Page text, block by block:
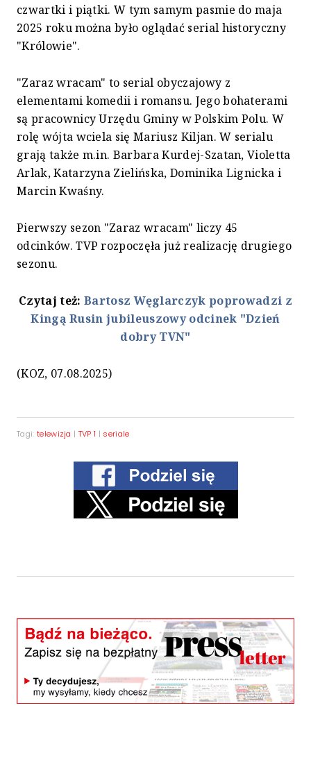
czwartki i piątki. W tym samym pasmie do maja
2025 roku można było oglądać serial historyczny
"Królowie".
"Zaraz wracam" to serial obyczajowy z
elementami komedii i romansu. Jego bohaterami
są pracownicy Urzędu Gminy w Polskim Polu. W
rolę wójta wciela się Mariusz Kiljan. W serialu
grają także m.in. Barbara Kurdej-Szatan, Violetta
Arlak, Katarzyna Zielińska, Dominika Lignicka i
Marcin Kwaśny.
Pierwszy sezon "Zaraz wracam" liczy 45
odcinków. TVP rozpoczęła już realizację drugiego
sezonu.
Czytaj też: Bartosz Węglarczyk poprowadzi z
Kingą Rusin jubileuszowy odcinek "Dzień
dobry TVN"
(KOZ, 07.08.2025)
Tagi: telewizja | TVP 1 | seriale